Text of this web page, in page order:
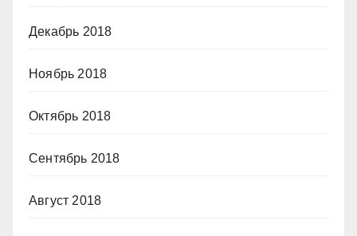
Декабрь 2018
Ноябрь 2018
Октябрь 2018
Сентябрь 2018
Август 2018